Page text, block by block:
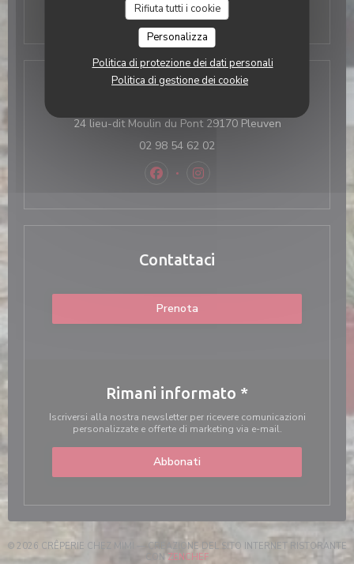
Rifiuta tutti i cookie
Personalizza
Politica di protezione dei dati personali
Politica di gestione dei cookie
24 lieu-dit Moulin du Pont 29170 Pleuven((apre una
02 98 54 62 02
Facebook ((apre una nuova
Instagram ((apre una nuova
Contattaci
Prenota
Rimani informato *
Iscriversi alla nostra newsletter per ricevere comunicazioni
personalizzate e offerte di marketing via e-mail.
Abbonati
© 2026 CRÊPERIE CHEZ MIMI — CREAZIONE DEL SITO INTERNET RISTORANTE
CONZENCHEF((APRE UNA NUOVA FINESTRA))